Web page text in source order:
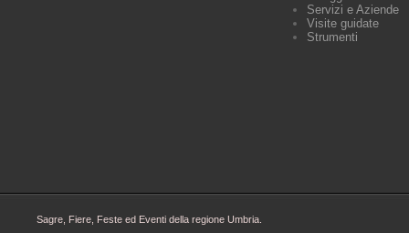
Servizi e Aziende
Visite guidate
Strumenti
Sagre, Fiere, Feste ed Eventi della regione Umbria.